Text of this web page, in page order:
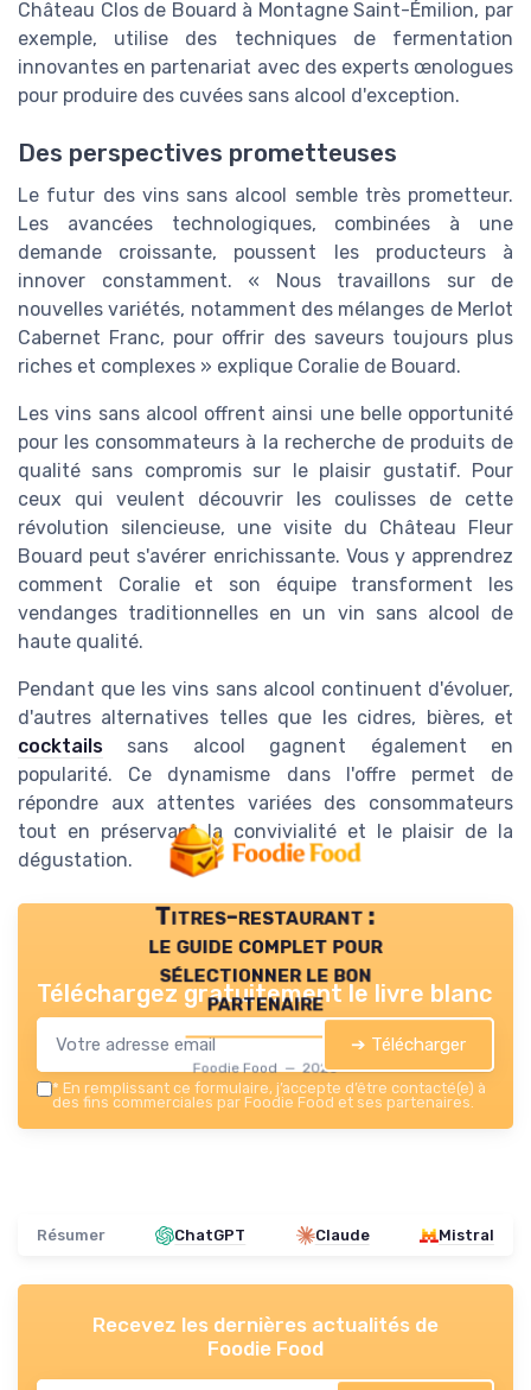
Château Clos de Bouard à Montagne Saint-Émilion, par
exemple, utilise des techniques de fermentation
innovantes en partenariat avec des experts œnologues
pour produire des cuvées sans alcool d'exception.
Des perspectives prometteuses
Le futur des vins sans alcool semble très prometteur.
Les avancées technologiques, combinées à une
demande croissante, poussent les producteurs à
innover constamment. « Nous travaillons sur de
nouvelles variétés, notamment des mélanges de Merlot
Cabernet Franc, pour offrir des saveurs toujours plus
riches et complexes » explique Coralie de Bouard.
Les vins sans alcool offrent ainsi une belle opportunité
pour les consommateurs à la recherche de produits de
qualité sans compromis sur le plaisir gustatif. Pour
ceux qui veulent découvrir les coulisses de cette
révolution silencieuse, une visite du Château Fleur
Bouard peut s'avérer enrichissante. Vous y apprendrez
comment Coralie et son équipe transforment les
vendanges traditionnelles en un vin sans alcool de
haute qualité.
Pendant que les vins sans alcool continuent d'évoluer,
d'autres alternatives telles que les cidres, bières, et
cocktails sans alcool gagnent également en
popularité. Ce dynamisme dans l'offre permet de
répondre aux attentes variées des consommateurs
tout en préservant la convivialité et le plaisir de la
dégustation.
Titres-restaurant :
le guide complet pour
sélectionner le bon
partenaire
Foodie Food — 2026
Téléchargez gratuitement le livre blanc
➔ Télécharger
* En remplissant ce formulaire, j’accepte d’être contacté(e) à
des fins commerciales par Foodie Food et ses partenaires.
Résumer ChatGPT Claude Mistral
Recevez les dernières actualités de
Foodie Food